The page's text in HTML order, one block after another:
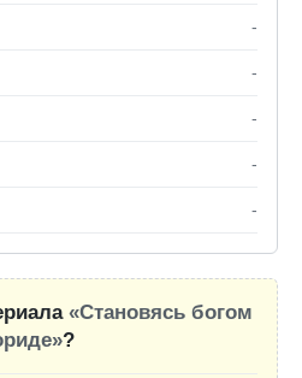
-
-
-
-
-
«Становясь богом
?